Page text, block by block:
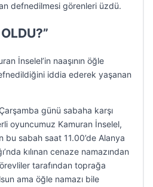
defnedilmesi görenleri üzdü.
İnselel’in naaşının öğle
iddia ederek yaşanan
günü sabaha karşı
oyuncumuz Kamuran İnselel,
sabah saat 11.00’de Alanya
kılınan cenaze namazından
tarafından toprağa
ama öğle namazı bile